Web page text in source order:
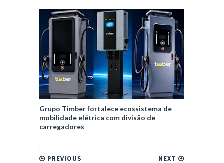
Grupo Timber fortalece ecossistema de
mobilidade elétrica com divisão de
carregadores
NEXT
PREVIOUS